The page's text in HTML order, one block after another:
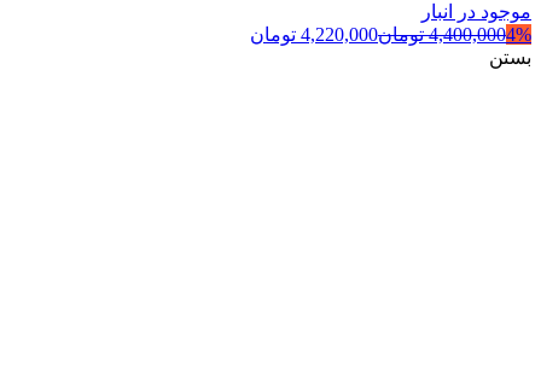
موجود در انبار
4%
4,400,000 تومان4,220,000 تومان
بستن